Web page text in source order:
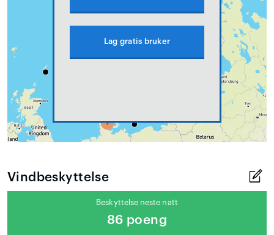
Lag gratis bruker
Vindbeskyttelse
Beskyttelse neste natt
86 poeng